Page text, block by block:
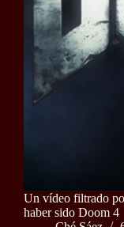
Un vídeo filtrado
haber sido Doom 4